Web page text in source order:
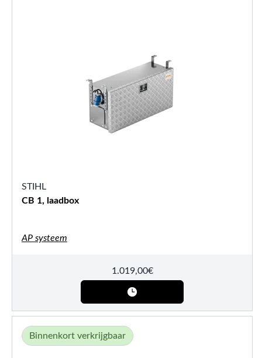
STIHL
CB 1, laadbox
AP systeem
1.019,00€
Binnenkort verkrijgbaar